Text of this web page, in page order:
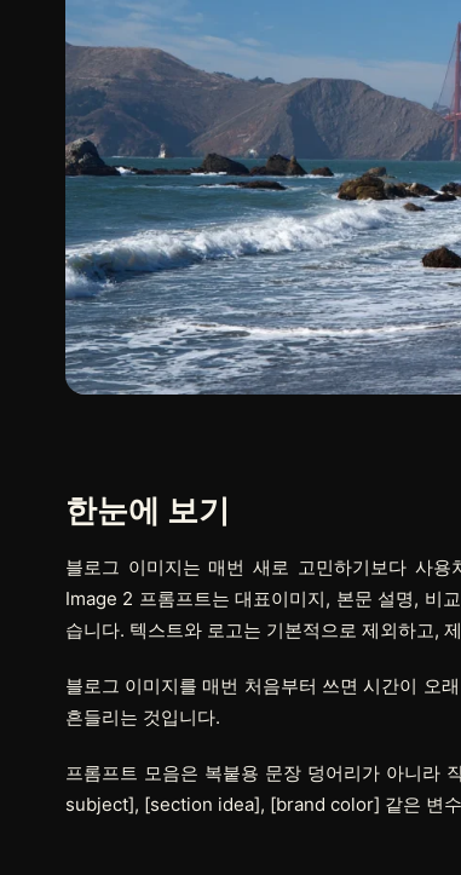
한눈에 보기
블로그 이미지는 매번 새로 고민하기보다 사
Image 2 프롬프트는 대표이미지, 본문 설명, 비
습니다. 텍스트와 로고는 기본적으로 제외하고,
블로그 이미지를 매번 처음부터 쓰면 시간이 오
흔들리는 것입니다.
프롬프트 모음은 복붙용 문장 덩어리가 아니라
subject], [section idea], [brand color] 같은 변